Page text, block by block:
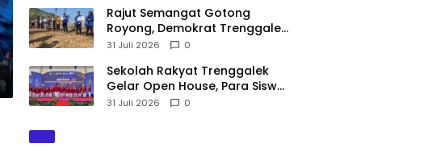
​Rajut Semangat Gotong
Royong, Demokrat Trenggalek
Gaungkan Gerakan Langit Biru
31 Juli 2026 0
Sekolah Rakyat Trenggalek
Gelar Open House, Para Siswa
Mulai Tempati Gedung Baru
31 Juli 2026 0